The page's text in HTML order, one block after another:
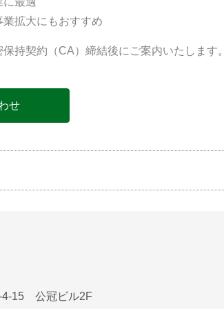
業拡大にもおすすめ
持契約（CA）締結後にご案内いたします。
せ
4-15 公冠ビル2F